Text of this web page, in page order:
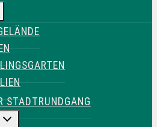
STADTRUNDGANG
UNTERMENÜ